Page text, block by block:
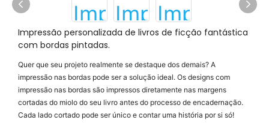
Impressão personalizada de livros de ficção fantástica
com bordas pintadas.
Quer que seu projeto realmente se destaque dos demais? A
impressão nas bordas pode ser a solução ideal. Os designs com
impressão nas bordas são impressos diretamente nas margens
cortadas do miolo do seu livro antes do processo de encadernação.
Cada lado cortado pode ser único e contar uma história por si só!